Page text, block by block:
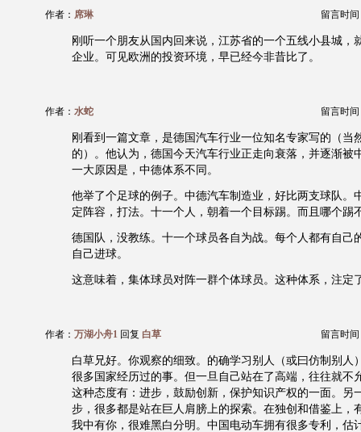
作者： 席琳 留言时间
刚听一个朋友从国内回来说，江苏省的一个五线小县城，
企业。可见欧洲的投资环境，早已经今非昔比了。
作者： 水蛇 留言时间
刚看到一篇文章，是德国汽车行业一位知名专家写的（当
的）。他认为，德国今天汽车行业正走向衰落，并逐渐被
一大原因是，中德体系不同。
他举了个足球的例子。中德汽车制造业，好比两支球队。
定阵容，打法。十一个人，朝着一个目标踢。而且哪个踢
德国队，没教练。十一个球员各自为战。每个人都有自己
自己进球。
这意味着，集体球员对阵一群个体球员。这种体系，注定
作者： 万湖小舟1 回复 白草 留言时间
白草兄好。你观察的细致。的确学习别人（或曰仿制别人
很多国家经历过的事。但一旦自己站在了高端，往往就不
这种态度有：进步，鼓励创新，保护知识产权的一面。另
步，很多都是站在巨人肩膀上的探索。在独创和借鉴上，
我中有你，很难黑白分明。中国电动车拥有很多专利，估